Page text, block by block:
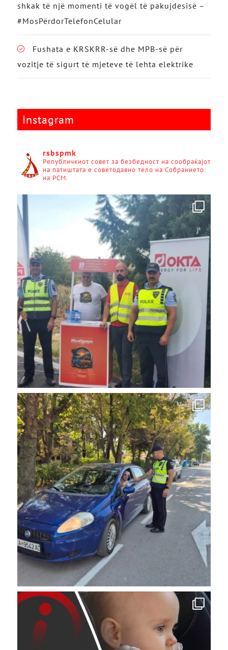
shkak të një momenti të vogël të pakujdesisë –
#MosPërdorTelefonCelular
Fushata e KRSKRR-së dhe MPB-së për
vozitje të sigurt të mjeteve të lehta elektrike
Instagram
rsbspmk
Републичкиот совет за безбедност на сообраќајот
на патиштата е советодавно тело на Собранието
на РСМ.